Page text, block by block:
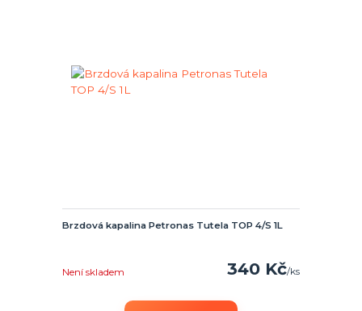
Brzdová kapalina Petronas Tutela TOP 4/S 1L
340 Kč/ks
Není skladem